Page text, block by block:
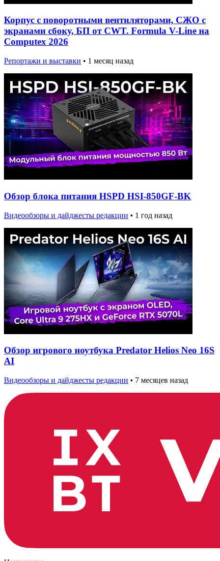
Корпус с поворотными вентиляторами, СЖО с
экранами сбоку, БП от CWT. Formula V-Line на
Computex 2026
Репортажи и выставки • 1 месяц назад
Обзор блока питания HSPD HSI-850GF-BK
Видеообзоры и дайджесты редакции • 1 год назад
Обзор игрового ноутбука Predator Helios Neo 16S
AI
Видеообзоры и дайджесты редакции • 7 месяцев назад